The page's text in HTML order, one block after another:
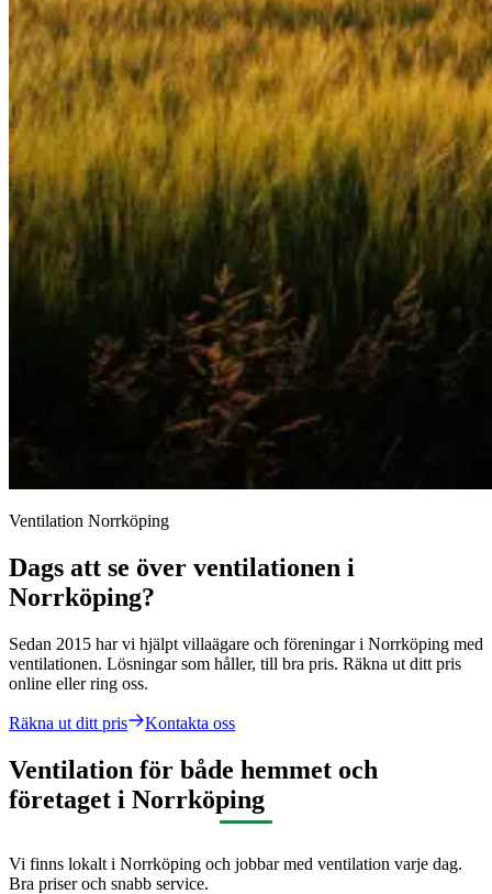
Ventilation Norrköping
Dags att se över ventilationen i
Norrköping?
Sedan 2015 har vi hjälpt villaägare och föreningar i Norrköping med
ventilationen. Lösningar som håller, till bra pris. Räkna ut ditt pris
online eller ring oss.
Räkna ut ditt pris Kontakta oss
Ventilation för både hemmet och
företaget i Norrköping
Vi finns lokalt i Norrköping och jobbar med ventilation varje dag.
Bra priser och snabb service.